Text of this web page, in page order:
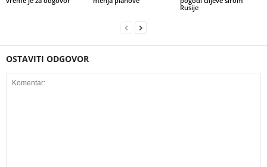
Rusije
OSTAVITI ODGOVOR